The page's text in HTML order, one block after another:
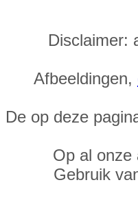
Disclaimer:
Afbeeldingen,
De op deze
Op al onze
Gebruik